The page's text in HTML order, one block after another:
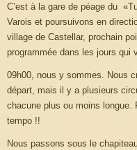
C’est à la gare de péage du
Varois et poursuivons en
village de Castellar, prochain
programmée dans les jours qui
09h00, nous y sommes. Nous
départ, mais il y a plusieurs
chacune plus ou moins longue.
tempo !!
Nous passons sous le